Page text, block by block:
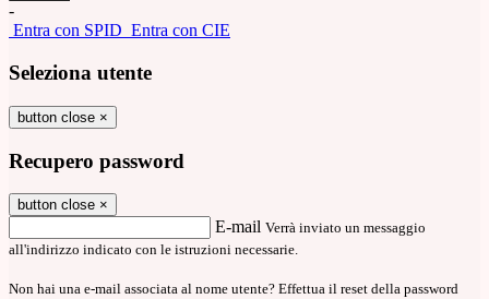
-
Entra con SPID Entra con CIE
Seleziona utente
button close ×
Recupero password
button close ×
E-mail Verrà inviato un messaggio
all'indirizzo indicato con le istruzioni necessarie.
Non hai una e-mail associata al nome utente? Effettua il reset della password